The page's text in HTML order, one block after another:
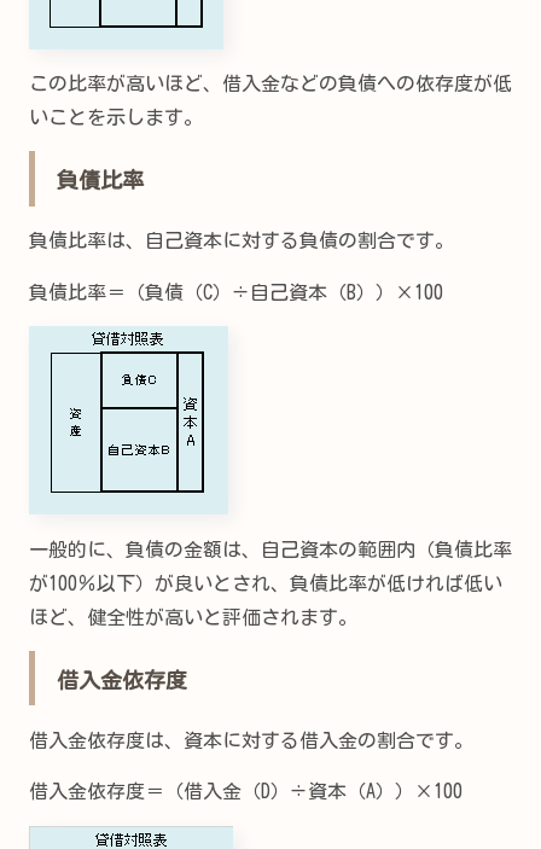
この比率が高いほど、借入金などの負債への依存度が低
いことを示します。
負債比率
負債比率は、自己資本に対する負債の割合です。
負債比率＝（負債（C）÷自己資本（B））×100
一般的に、負債の金額は、自己資本の範囲内（負債比率
が100％以下）が良いとされ、負債比率が低ければ低い
ほど、健全性が高いと評価されます。
借入金依存度
借入金依存度は、資本に対する借入金の割合です。
借入金依存度＝（借入金（D）÷資本（A））×100